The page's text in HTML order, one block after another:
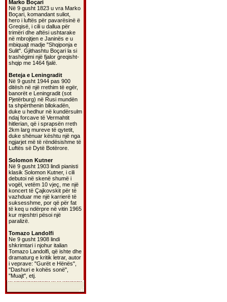
Marko Boçari
Në 9 gusht 1823 u vra Marko
Boçari, komandant suliot,
hero i luftës për pavarësinë ë
Greqisë, i cili u dallua për
trimëri dhe aftësi ushtarake
në mbrojtjen e Janinës e u
mbiquajt madje "Shqiponja e
Sulit". Gjithashtu Boçari la si
trashëgimi një fjalor greqisht-
shqip me 1464 fjalë.
Beteja e Leningradit
Në 9 gusht 1944 pas 900
ditësh në një rrethim të egër,
banorët e Leningradit (sot
Pjetërburg) në Rusi mundën
ta shpërthenin bllokadën,
duke u hedhur në kundërsulm
ndaj forcave të Vermahtit
hitlerian, që i sprapsën rreth
2km larg mureve të qytetit,
duke shënuar kështu një nga
ngjarjet më të rëndësishme të
Luftës së Dytë Botërore.
Solomon Kutner
Në 9 gusht 1903 lindi pianisti
klasik Solomon Kutner, i cili
debutoi në skenë shumë i
vogël, vetëm 10 vjeç, me një
koncert të Çajkovskit për të
vazhduar me një karrierë të
suksesshme, por që për fat
të keq u ndërpre në vitin 1965
kur mjeshtri pësoi një
paralizë.
Tomazo Landolfi
Ne 9 gusht 1908 lindi
shkrimtari i njohur italian
Tomazo Landolfi, që ishte dhe
dramaturg e kritik letrar, autor
i veprave: "Gurët e Hënës",
"Dashuri e kohës sonë",
"Muajt", etj.